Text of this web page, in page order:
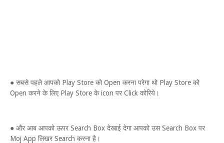
● सबसे पहले आपको Play Store को Open करना परेगा थो Play Store को
Open करने के लिए Play Store के icon पर Click कोरिये।
● और आब आपको ऊपर Search Box देखाई देगा आपको उस Search Box पर
Moj App लिखर Search करना है।